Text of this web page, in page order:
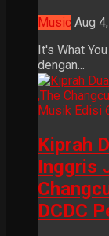
Music Aug
It's What
dengan...
Kiprah
Inggris
DCDC